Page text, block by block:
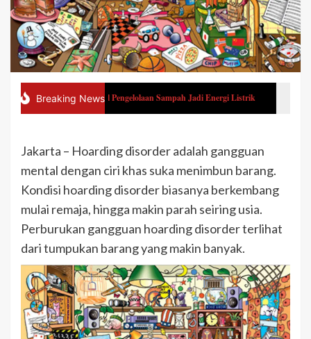
Breaking News
Nasional Pengelolaan Sampah Jadi Energi Listrik
Jakarta – Hoarding disorder adalah gangguan
mental dengan ciri khas suka menimbun barang.
Kondisi hoarding disorder biasanya berkembang
mulai remaja, hingga makin parah seiring usia.
Perburukan gangguan hoarding disorder terlihat
dari tumpukan barang yang makin banyak.